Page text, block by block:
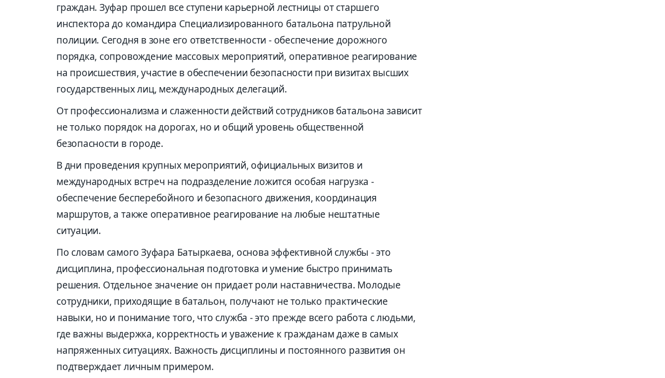
граждан. Зуфар прошел все ступени карьерной лестницы от старшего
инспектора до командира Специализированного батальона патрульной
полиции. Сегодня в зоне его ответственности - обеспечение дорожного
порядка, сопровождение массовых мероприятий, оперативное реагирование
на происшествия, участие в обеспечении безопасности при визитах высших
государственных лиц, международных делегаций.
От профессионализма и слаженности действий сотрудников батальона зависит
не только порядок на дорогах, но и общий уровень общественной
безопасности в городе.
В дни проведения крупных мероприятий, официальных визитов и
международных встреч на подразделение ложится особая нагрузка -
обеспечение бесперебойного и безопасного движения, координация
маршрутов, а также оперативное реагирование на любые нештатные
ситуации.
По словам самого Зуфара Батыркаева, основа эффективной службы - это
дисциплина, профессиональная подготовка и умение быстро принимать
решения. Отдельное значение он придает роли наставничества. Молодые
сотрудники, приходящие в батальон, получают не только практические
навыки, но и понимание того, что служба - это прежде всего работа с людьми,
где важны выдержка, корректность и уважение к гражданам даже в самых
напряженных ситуациях. Важность дисциплины и постоянного развития он
подтверждает личным примером.